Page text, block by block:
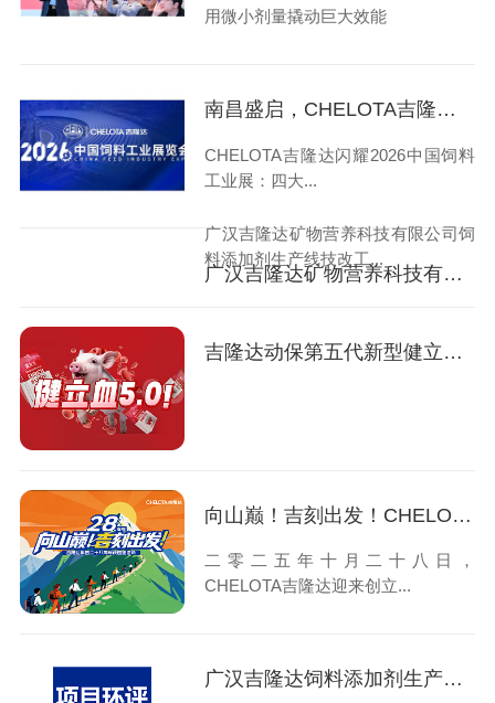
用微小剂量撬动巨大效能
南昌盛启，CHELOTA吉隆达“矿”世登场 | 2026中国饲料工业展览会精彩直击
CHELOTA吉隆达闪耀2026中国饲料
工业展：四大...
广汉吉隆达矿物营养科技有限公司-饲料添加剂生产线技改工程项目-环境影响评价征求意见稿公示
广汉吉隆达矿物营养科技有限公司饲
料添加剂生产线技改工...
吉隆达动保第五代新型健立血重磅登场！
向山巅！吉刻出发！CHELOTA吉隆达28周年团建活动圆满举行！
二零二五年十月二十八日，
CHELOTA吉隆达迎来创立...
广汉吉隆达饲料添加剂生产线技改工程--项目环评一次公示